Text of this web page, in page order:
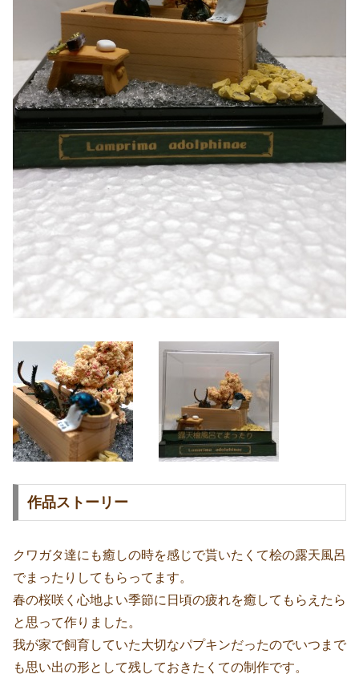
作品ストーリー
クワガタ達にも癒しの時を感じで貰いたくて桧の露天風呂
でまったりしてもらってます。
春の桜咲く心地よい季節に日頃の疲れを癒してもらえたら
と思って作りました。
我が家で飼育していた大切なパプキンだったのでいつまで
も思い出の形として残しておきたくての制作です。